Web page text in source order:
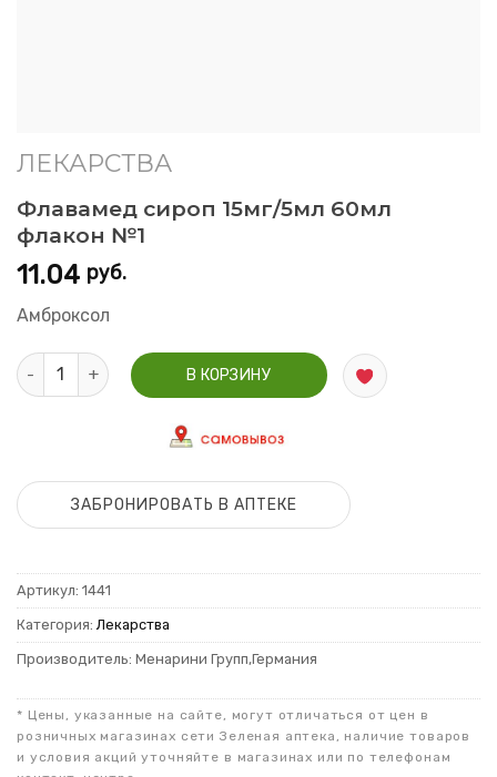
ЛЕКАРСТВА
Флавамед сироп 15мг/5мл 60мл
флакон №1
11.04 руб.
Амброксол
Количество Флавамед сироп 15мг/5мл 60мл флакон №1
В КОРЗИНУ
ЗАБРОНИРОВАТЬ В АПТЕКЕ
Артикул: 1441
Категория:Лекарства
Производитель: Менарини Групп,Германия
* Цены, указанные на сайте, могут отличаться от цен в
розничных магазинах сети Зеленая аптека, наличие товаров
и условия акций уточняйте в магазинах или по телефонам